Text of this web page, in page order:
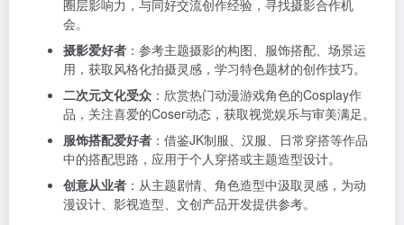
圈层影响力，与同好交流创作经验，寻找摄影合作机
会。
摄影爱好者 ：参考主题摄影的构图、服饰搭配、场景运
用，获取风格化拍摄灵感，学习特色题材的创作技巧。
二次元文化受众 ：欣赏热门动漫游戏角色的Cosplay作
品，关注喜爱的Coser动态，获取视觉娱乐与审美满足。
服饰搭配爱好者 ：借鉴JK制服、汉服、日常穿搭等作品
中的搭配思路，应用于个人穿搭或主题造型设计。
创意从业者 ：从主题剧情、角色造型中汲取灵感，为动
漫设计、影视造型、文创产品开发提供参考。